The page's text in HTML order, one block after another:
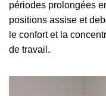
périodes prolongées
positions assise et
le confort et la
de travail.